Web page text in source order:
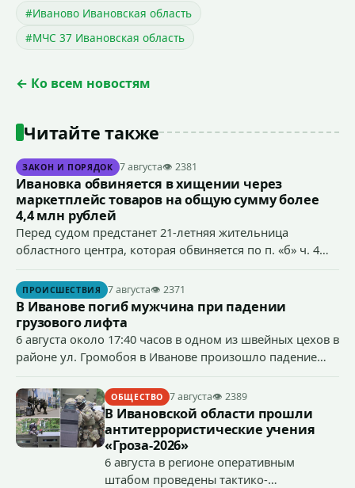
#Иваново Ивановская область
#МЧС 37 Ивановская область
← Ко всем новостям
Читайте также
ЗАКОН И ПОРЯДОК 7 августа👁 2381
Ивановка обвиняется в хищении через
маркетплейс товаров на общую сумму более
4,4 млн рублей
Перед судом предстанет 21-летняя жительница
областного центра, которая обвиняется по п. «б» ч. 4
сумму более 4,4 млн рублей через маркетплейс.
ПРОИСШЕСТВИЯ 7 августа👁 2371
В Иванове погиб мужчина при падении
грузового лифта
6 августа около 17:40 часов в одном из швейных цехов в
районе ул. Громобоя в Иванове произошло падение
ОБЩЕСТВО 7 августа👁 2389
В Ивановской области прошли
антитеррористические учения
«Гроза-2026»
6 августа в регионе оперативным
штабом проведены тактико-